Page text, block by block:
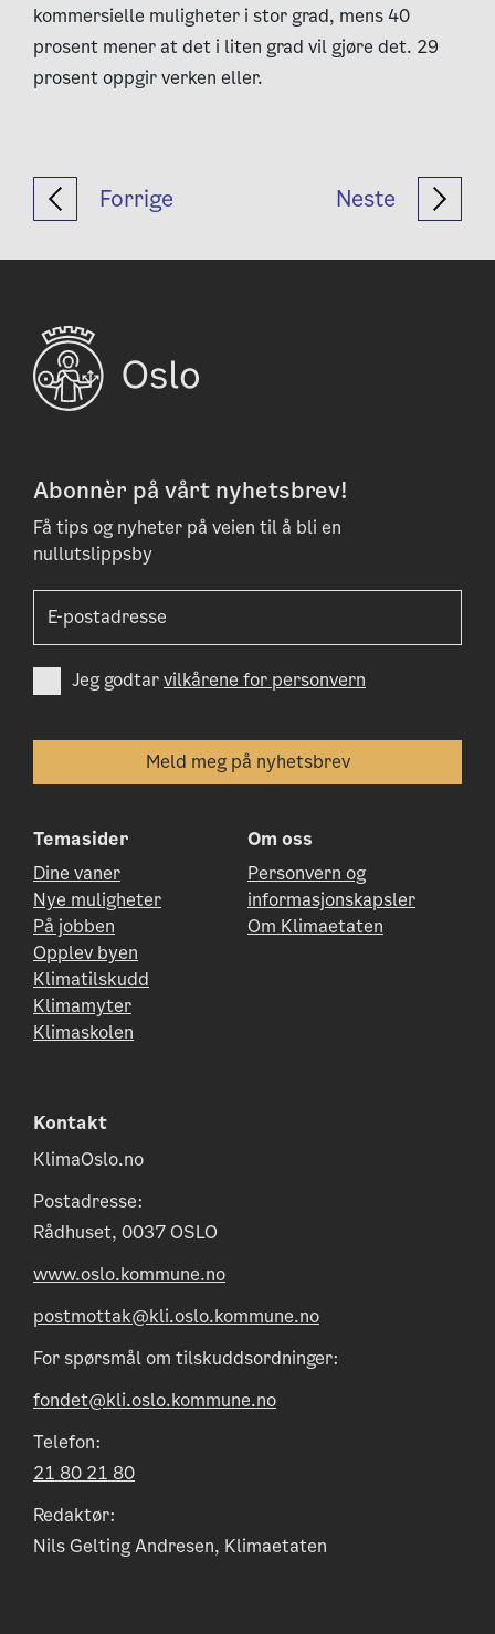
kommersielle muligheter i stor grad, mens 40
prosent mener at det i liten grad vil gjøre det. 29
prosent oppgir verken eller.
Forrige Neste
Abonnèr på vårt nyhetsbrev!
Få tips og nyheter på veien til å bli en
nullutslippsby
Jeg godtarvilkårene for personvern
Temasider
Dine vaner
Nye muligheter
På jobben
Opplev byen
Klimatilskudd
Klimamyter
Klimaskolen
Om oss
Personvern og
informasjonskapsler
Om Klimaetaten
Kontakt
KlimaOslo.no
Postadresse:
Rådhuset, 0037 OSLO
www.oslo.kommune.no
postmottak@kli.oslo.kommune.no
For spørsmål om tilskuddsordninger:
fondet@kli.oslo.kommune.no
Telefon:
21 80 21 80
Redaktør:
Nils Gelting Andresen, Klimaetaten